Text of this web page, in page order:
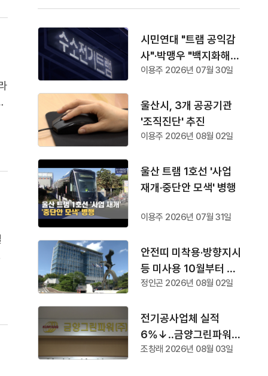
시민연대 "트램 공익감
사"·박맹우 "백지화해
야"
이용주 2026년 07월 30일
울산시, 3개 공공기관
'조직진단' 추진
이용주 2026년 08월 02일
울산 트램 1호선 '사업
재개·중단안 모색' 병행
이용주 2026년 07월 31일
안전띠 미착용·방향지시
등 미사용 10월부터 단
속
정인곤 2026년 08월 02일
전기공사업체 실적
6%↓‥금양그린파워
'수주 1위'
조창래 2026년 08월 03일